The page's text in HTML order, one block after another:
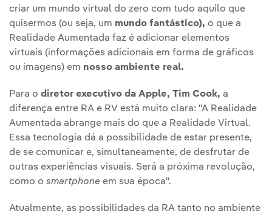
criar um mundo virtual do zero com tudo aquilo que
quisermos (ou seja, um mundo fantástico), o que a
Realidade Aumentada faz é adicionar elementos
virtuais (informações adicionais em forma de gráficos
ou imagens) em nosso ambiente real.
Para o diretor executivo da Apple, Tim Cook, a
diferença entre RA e RV está muito clara: "A Realidade
Aumentada abrange mais do que a Realidade Virtual.
Essa tecnologia dá a possibilidade de estar presente,
de se comunicar e, simultaneamente, de desfrutar de
outras experiências visuais. Será a próxima revolução,
como o smartphone em sua época".
Atualmente, as possibilidades da RA tanto no ambiente